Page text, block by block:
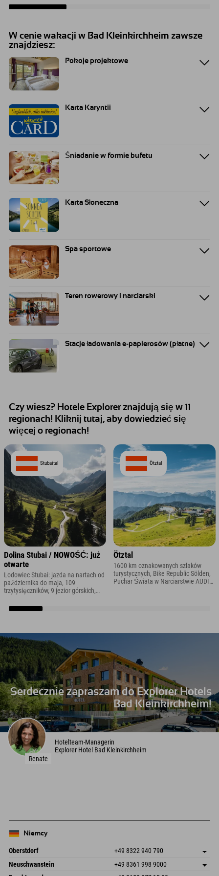
W cenie wakacji w Bad Kleinkirchheim zawsze
znajdziesz:
Pokoje projektowe
Karta Karyntii
Śniadanie w formie bufetu
Karta Słoneczna
Spa sportowe
Teren rowerowy i narciarski
Stacje ładowania e-papierosów (płatne)
Czy wiesz? Hotele Explorer znajdują się w 11
regionach! Kliknij tutaj, aby dowiedzieć się
więcej o regionach!
Stubaital
Dolina Stubai / NOWOŚĆ: już
otwarte
Lodowiec Stubai: jazda na nartach od
października do maja, 109
trzytysięczników, 9 jezior górskich,
Ötztal
Ötztal
1600 km oznakowanych szlaków
turystycznych, Bike Republic Sölden,
Puchar Świata w Narciarstwie AUDI
Serdecznie zapraszam do Explorer Hotels
Bad Kleinkirchheim!
Renate
Hotelteam-Managerin
Explorer Hotel Bad Kleinkirchheim
Niemcy
Oberstdorf +49 8322 940 790
An der Breitach 3
87538 Fischen I. Allgäu
Zapisz adres
Informacje o przyjeździe
Neuschwanstein +49 8361 998 9000